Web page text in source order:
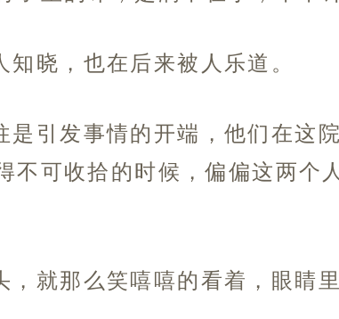
晓，也在后来被人乐道。
引发事情的开端，他们在这
不可收拾的时候，偏偏这两个
就那么笑嘻嘻的看着，眼睛